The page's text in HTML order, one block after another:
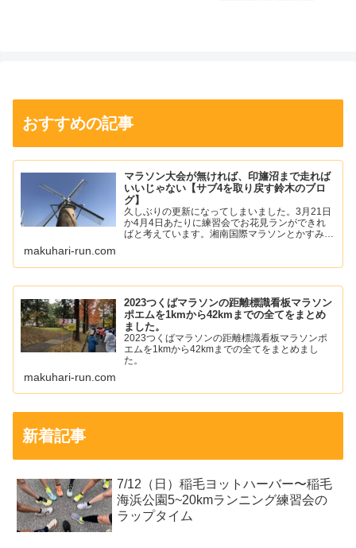
おすすめの記事
マラソン大会が無ければ、印旛沼まで走れば
いいじゃない【サブ4を取り戻す鈴木のブロ
グ】
久しぶりの更新になってしまいました。3月21日
か4月4日あたりに練習会でお花見ランができれ
ばと考えています。湘南国際マラソンとかすみが
の痛みが落ち着いて...
makuhari-run.com
2023つくばマラソンの距離標識看板マラソン
ポエムを1kmから42kmまでの全てをまとめ
ました。
2023つくばマラソンの距離標識看板マラソンポ
エムを1kmから42kmまでの全てをまとめまし
た。
makuhari-run.com
新着記事
7/12（日）稲毛ヨットハーバー〜稲毛
海浜公園5~20kmランニング練習会の
ラップタイム